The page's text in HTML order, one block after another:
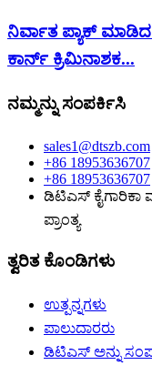
ನಿರ್ವಾತ ಪ್ಯಾಕ್
ಕಾರ್ನ್ ಕ್ರಿಮಿನಾಶಕ...
ನಮ್ಮನ್ನು ಸಂಪರ್ಕಿಸಿ
sales1@dtszb.com
+86 18953636707
+86 18953636707
ಡಿಟಿಎಸ್ ಕೈಗಾರಿಕಾ
ಪ್ರಾಂತ್ಯ
ತ್ವರಿತ ಕೊಂಡಿಗಳು
ಉತ್ಪನ್ನಗಳು
ಪಾಲುದಾರರು
ಡಿಟಿಎಸ್ ಅನ್ನು